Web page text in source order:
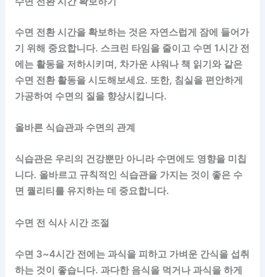
수면 전환 시간을 확보하는 것은 자연스럽게 잠에 들어가
기 위해 중요합니다. 스크린 타임을 줄이고 수면 1시간 전
에는 활동을 저하시키며, 차가운 샤워나 책 읽기와 같은
수면 전환 활동을 시도해보세요. 또한, 침실을 편안하게
가공하여 수면의 질을 향상시킵니다.
올바른 식습관과 수면의 관계
식습관은 우리의 건강뿐만 아니라 수면에도 영향을 미칩
니다. 올바르고 규칙적인 식습관을 가지는 것이 좋은 수
면 퀄리티를 유지하는 데 중요합니다.
수면 전 식사 시간 조절
수면 3~4시간 전에는 과식을 피하고 가벼운 간식을 섭취
하는 것이 좋습니다. 과다한 음식을 먹거나 과식을 하게